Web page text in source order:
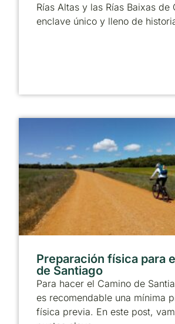
Rías Altas y las Rías Baixas de
enclave único y lleno de
Preparación física para
de Santiago
Para hacer el Camino de
es recomendable una mínima
física previa. En este post,